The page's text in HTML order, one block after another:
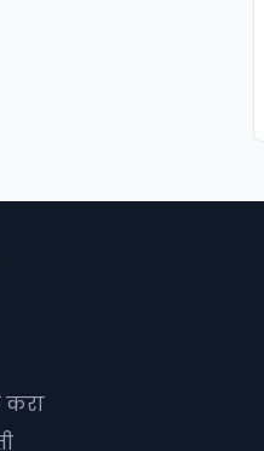
करा